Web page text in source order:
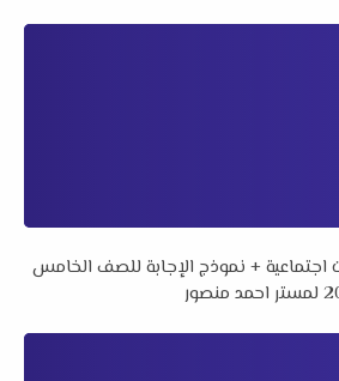
اجتماعية + نموذج الإجابة للصف الخامس